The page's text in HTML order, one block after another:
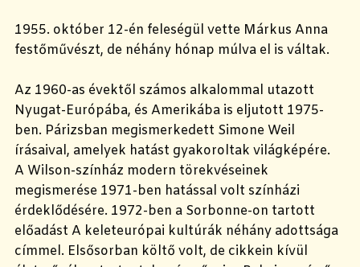
1955. október 12-én feleségül vette Márkus Anna
festőművészt, de néhány hónap múlva el is váltak.
Az 1960-as évektől számos alkalommal utazott
Nyugat-Európába, és Amerikába is eljutott 1975-
ben. Párizsban megismerkedett Simone Weil
írásaival, amelyek hatást gyakoroltak világképére.
A Wilson-színház modern törekvéseinek
megismerése 1971-ben hatással volt színházi
érdeklődésére. 1972-ben a Sorbonne-on tartott
előadást A keleteurópai kultúrák néhány adottsága
címmel. Elsősorban költő volt, de cikkein kívül